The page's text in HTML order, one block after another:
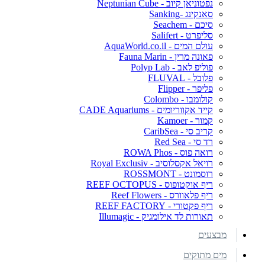
נפטוניאן קיוב - Neptunian Cube
סאנקינג -Sanking
סיכם - Seachem
סליפרט - Salifert
עולם המים - AquaWorld.co.il
פאונה מרין - Fauna Marin
פוליפ לאב - Polyp Lab
פלובל - FLUVAL
פליפר - Flipper
קולומבו - Colombo
קייד אקווריומים - CADE Aquariums
קמור - Kamoer
קריב סי - CaribSea
רד סי - Red Sea
רואה פוס - ROWA Phos
רויאל אקסלוסיב - Royal Exclusiv
רוסמונט - ROSSMONT
ריף אוקטופוס - REEF OCTOPUS
ריף פלאוורס - Reef Flowers
ריף פקטורי - REEF FACTORY
תאורות לד אילומגיק - Illumagic
מבצעים
מים מתוקים